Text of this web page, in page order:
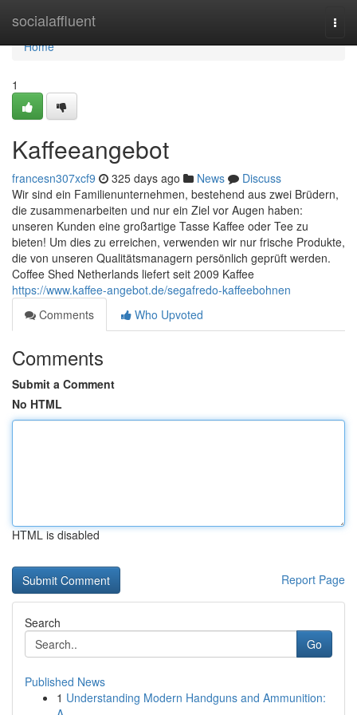
socialaffluent
Home
Home
1
Kaffeeangebot
francesn307xcf9 325 days ago News
Discuss
Wir sind ein Familienunternehmen, bestehend aus zwei Brüdern,
die zusammenarbeiten und nur ein Ziel vor Augen haben:
unseren Kunden eine großartige Tasse Kaffee oder Tee zu
bieten! Um dies zu erreichen, verwenden wir nur frische Produkte,
die von unseren Qualitätsmanagern persönlich geprüft werden.
Coffee Shed Netherlands liefert seit 2009 Kaffee
https://www.kaffee-angebot.de/segafredo-kaffeebohnen
Comments
Who Upvoted
Comments
Submit a Comment
No HTML
HTML is disabled
Report Page
Search
Go
Published News
1 Understanding Modern Handguns and Ammunition: